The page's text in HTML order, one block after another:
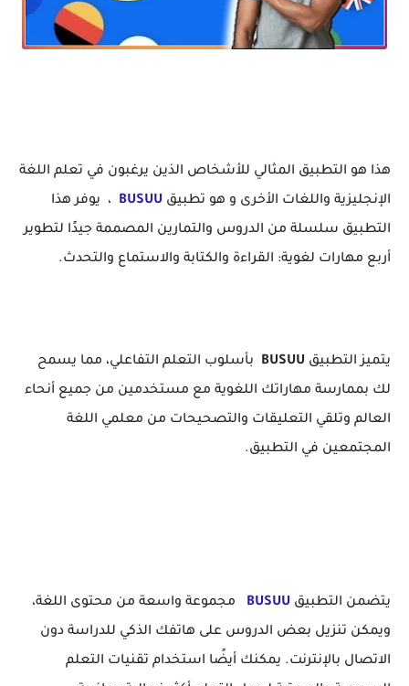
هذا هو التطبيق المثالي للأشخاص الذين يرغبون في تعلم اللغة
الإنجليزية واللغات الأخرى و هو تطبيق BUSUU ، يوفر هذا
التطبيق سلسلة من الدروس والتمارين المصممة جيدًا لتطوير
أربع مهارات لغوية: القراءة والكتابة والاستماع والتحدث.
يتميز التطبيق BUSUU بأسلوب التعلم التفاعلي، مما يسمح
لك بممارسة مهاراتك اللغوية مع مستخدمين من جميع أنحاء
العالم وتلقي التعليقات والتصحيحات من معلمي اللغة
المجتمعين في التطبيق.
يتضمن التطبيق BUSUU مجموعة واسعة من محتوى اللغة،
ويمكن تنزيل بعض الدروس على هاتفك الذكي للدراسة دون
الاتصال بالإنترنت. يمكنك أيضًا استخدام تقنيات التعلم